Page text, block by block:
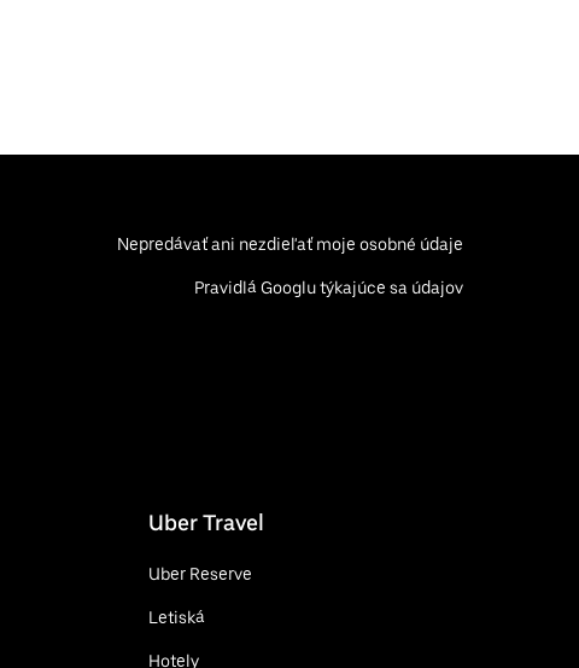
Nepredávať ani nezdieľať moje osobné údaje
Pravidlá Googlu týkajúce sa údajov
Uber Travel
Uber Reserve
Letiská
Hotely